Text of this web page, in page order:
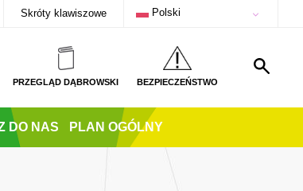
Skróty klawiszowe Polski
PRZEGLĄD DĄBROWSKI BEZPIECZEŃSTWO
DO NAS PLAN OGÓLNY